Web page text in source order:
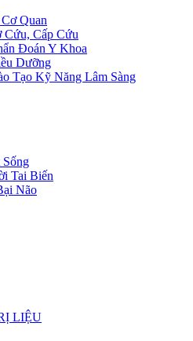
Quan
Cấp Cứu
Đoán Y Khoa
Dưỡng
Tạo Kỹ Năng Lâm Sàng
Tai Biến
Não
LIỆU